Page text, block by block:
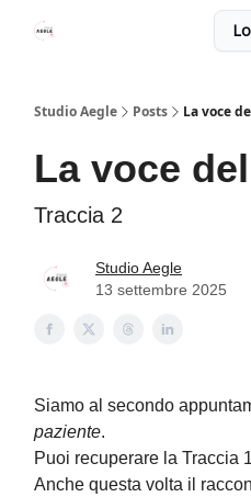
Studio Aegle Posts La voce
La voce
Traccia 2
Studio Aegle
13 settembre 2025
Siamo al secondo
paziente.
Puoi recuperare la Traccia 1
Anche questa volta il